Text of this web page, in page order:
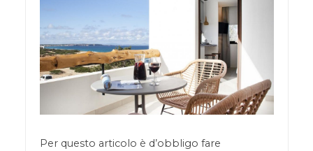
Per questo articolo è d’obbligo fare